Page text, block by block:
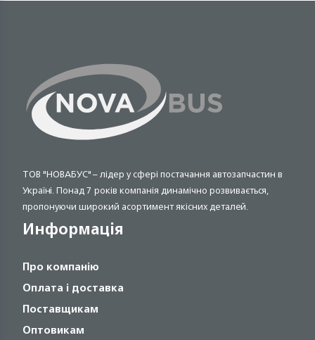
ТОВ "НОВАБУС" – лідер у сфері постачання автозапчастин в
Україні. Понад 7 років компанія динамічно розвивається,
пропонуючи широкий асортимент якісних деталей.
Информація
Про компанію
Оплата і доставка
Поставщикам
Оптовикам